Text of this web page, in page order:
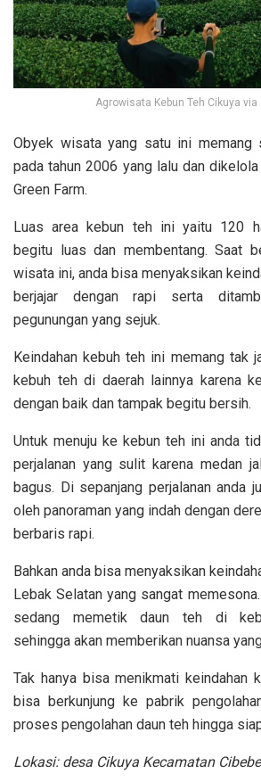
Agrowisata Kebun Teh Cikuya
Obyek wisata yang satu ini memang
pada tahun 2006 yang lalu dan
Green Farm.
Luas area kebun teh ini yaitu 120
begitu luas dan membentang. Saat
wisata ini, anda bisa menyaksikan
berjajar dengan rapi serta
pegunungan yang sejuk.
Keindahan kebuh teh ini memang tak
kebuh teh di daerah lainnya karena
dengan baik dan tampak begitu bersih.
Untuk menuju ke kebun teh ini anda
perjalanan yang sulit karena medan
bagus. Di sepanjang perjalanan anda
oleh panoraman yang indah dengan
berbaris rapi.
Bahkan anda bisa menyaksikan
Lebak Selatan yang sangat
sedang memetik daun teh di
sehingga akan memberikan nuansa
Tak hanya bisa menikmati keindahan
bisa berkunjung ke pabrik
proses pengolahan daun teh hingga
Lokasi: desa Cikuya Kecamatan